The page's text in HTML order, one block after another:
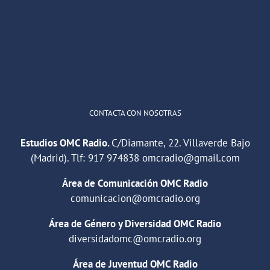
CONTACTA CON NOSOTRAS
Estudios OMC Radio.C/Diamante, 22. Villaverde Bajo
(Madrid). Tlf: 917 974838 omcradio@gmail.com
Área de Comunicación OMC Radio
comunicacion@omcradio.org
Área de Género y Diversidad OMC Radio
diversidadomc@omcradio.org
Área de Juventud OMC Radio